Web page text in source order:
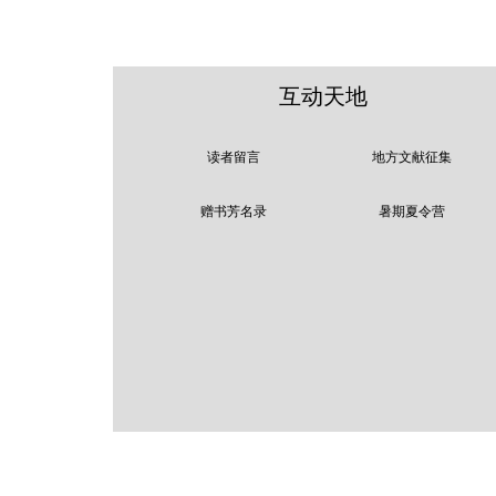
互动天地
读者留言 地方文献征集
赠书芳名录 暑期夏令营